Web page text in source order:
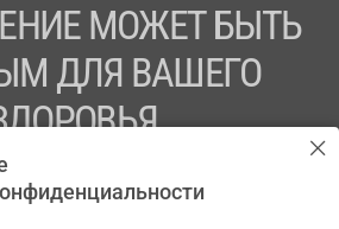
МОЖЕТ БЫТЬ
ДЛЯ ВАШЕГО
ПРЕПАРАТА
С ВРАЧОМ